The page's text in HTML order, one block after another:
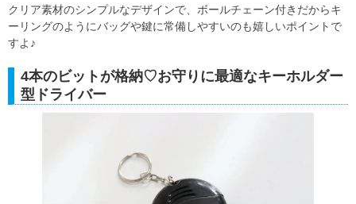
クリア素材のシンプルなデザインで、ボールチェーン付きだからキ
ーリングのようにバッグや鍵に常備しやすいのも嬉しいポイントで
すよ♪
4本のビットが格納♡お守りに最適なキーホルダー
型ドライバー